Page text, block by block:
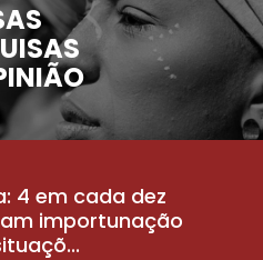
4 em cada dez
importunação